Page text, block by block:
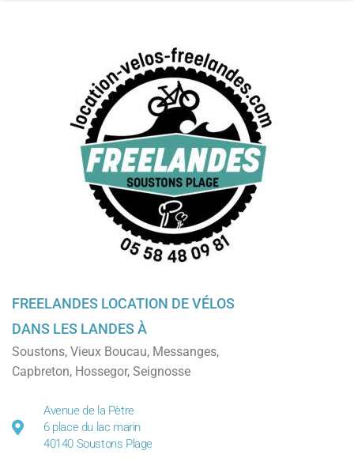
FREELANDES LOCATION DE VÉLOS
DANS LES LANDES À
Soustons, Vieux Boucau, Messanges,
Capbreton, Hossegor, Seignosse
Avenue de la Pètre
6 place du lac marin
40140 Soustons Plage